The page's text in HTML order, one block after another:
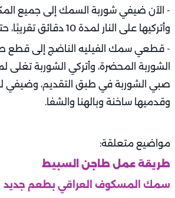
- الآن ضيفي شوربة السمك إلى جميع
وأتركيها على النار لمدة 10 دقائق تقريبًا، حتى النضج.
- قطعي سمك الفيليه الناضج إلى قطع
الشوربة المحضرة، وأتركي الشوربة تغلى
صبي الشوربة في طبق التقديم، وضيفي
وقدميها ساخنة وبالهنا والشفا.
مواضيع متعلقة:
طريقة عمل طاجن السبيط
سمك المسكوف العراقي بطعم جديد